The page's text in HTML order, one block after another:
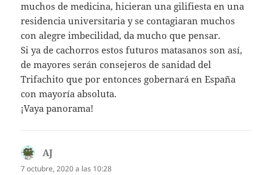
muchos de medicina, hicieran una gilifiesta en una
residencia universitaria y se contagiaran muchos
con alegre imbecilidad, da mucho que pensar.
Si ya de cachorros estos futuros matasanos son así,
de mayores serán consejeros de sanidad del
Trifachito que por entonces gobernará en España
con mayoría absoluta.
¡Vaya panorama!
AJ
7 octubre, 2020 a las 10:28